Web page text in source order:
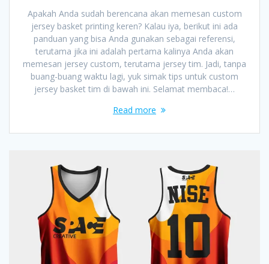
Apakah Anda sudah berencana akan memesan custom
jersey basket printing keren? Kalau iya, berikut ini ada
panduan yang bisa Anda gunakan sebagai referensi,
terutama jika ini adalah pertama kalinya Anda akan
memesan jersey custom, terutama jersey tim. Jadi, tanpa
buang-buang waktu lagi, yuk simak tips untuk custom
jersey basket tim di bawah ini. Selamat membaca!…
Read more